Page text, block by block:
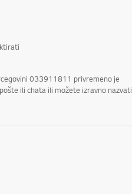
033911811 privremeno je
ili chata ili možete izravno nazvati